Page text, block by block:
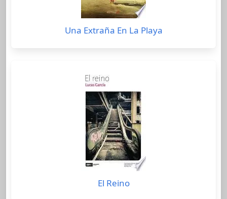
Una Extraña En La Playa
El Reino